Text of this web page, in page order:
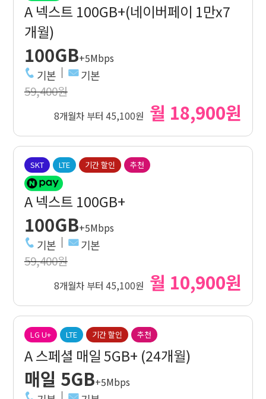
A 넥스트 100GB+(네이버페이 1만x7
개월)
100GB+5Mbps
기본 기본
59,400원
8개월차 부터 45,100원 월 18,900원
SKT LTE 기간 할인 추천
A 넥스트 100GB+
100GB+5Mbps
기본 기본
59,400원
8개월차 부터 45,100원 월 10,900원
LG U+ LTE 기간 할인 추천
A 스페셜 매일 5GB+ (24개월)
매일 5GB+5Mbps